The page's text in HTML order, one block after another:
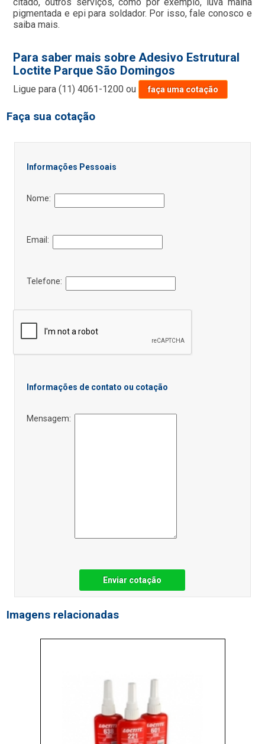
pigmentada e epi para soldador. Por isso, fale conosco e
saiba mais.
Para saber mais sobre Adesivo Estrutural
Loctite Parque São Domingos
Ligue para(11) 4061-1200 ou faça uma cotação
Faça sua cotação
Informações Pessoais
Nome:
Email:
Telefone:
Informações de contato ou cotação
Mensagem:
Enviar cotação
Imagens relacionadas